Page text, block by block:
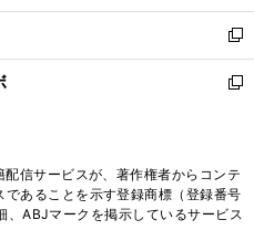
開
く
ウ
で
開
く
ン
ド
ウ
で
ウ
ィ
ン
ド
く
新
し
い
ド
ウ
で
新
ィ
ン
ド
信サービスが、著作権者からコンテ
あることを示す登録商標（登録番号
ABJマークを掲示しているサービス